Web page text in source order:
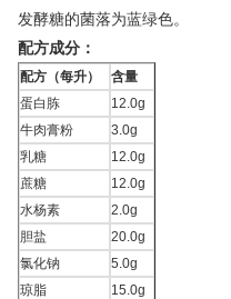
发酵糖的菌落为蓝绿色。
配方成分：
配方（每升）
含量
蛋白胨
12.0g
牛肉膏粉
3.0g
乳糖
12.0g
蔗糖
12.0g
水杨素
2.0g
胆盐
20.0g
氯化钠
5.0g
琼脂
15.0g